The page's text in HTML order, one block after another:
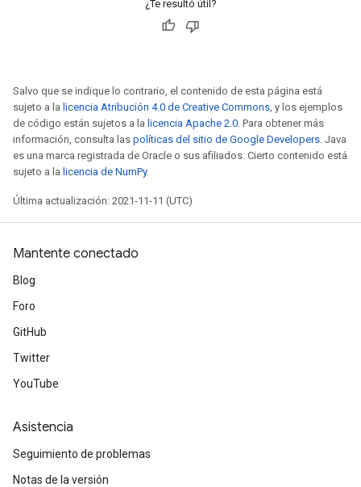
¿Te resultó útil?
Salvo que se indique lo contrario, el contenido de esta página está
sujeto a la licencia Atribución 4.0 de Creative Commons, y los ejemplos
de código están sujetos a la licencia Apache 2.0. Para obtener más
información, consulta las políticas del sitio de Google Developers. Java
es una marca registrada de Oracle o sus afiliados. Cierto contenido está
sujeto a la licencia de NumPy.
Última actualización: 2021-11-11 (UTC)
Mantente conectado
Blog
Foro
GitHub
Twitter
YouTube
Asistencia
Seguimiento de problemas
Notas de la versión